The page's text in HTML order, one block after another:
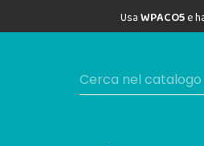
UsaWPACO5e